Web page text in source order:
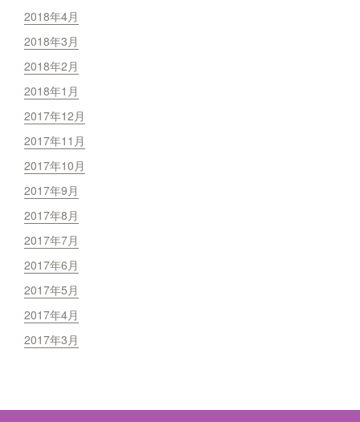
2018年4月
2018年3月
2018年2月
2018年1月
2017年12月
2017年11月
2017年10月
2017年9月
2017年8月
2017年7月
2017年6月
2017年5月
2017年4月
2017年3月